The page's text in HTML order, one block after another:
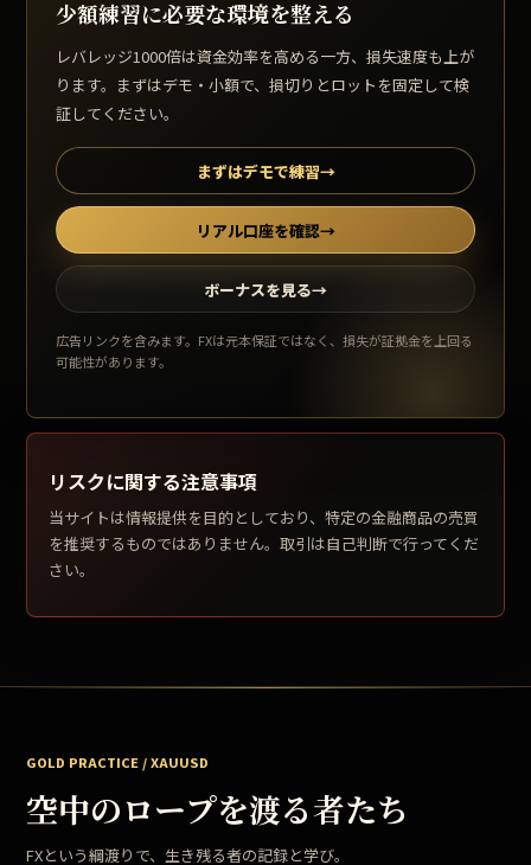
少額練習に必要な環境を整える
レバレッジ1000倍は資金効率を高める一方、損失速度も上が
ります。まずはデモ・小額で、損切りとロットを固定して検
証してください。
まずはデモで練習→
リアル口座を確認→
ボーナスを見る→
広告リンクを含みます。FXは元本保証ではなく、損失が証拠金を上回る
可能性があります。
リスクに関する注意事項
当サイトは情報提供を目的としており、特定の金融商品の売買
を推奨するものではありません。取引は自己判断で行ってくだ
さい。
GOLD PRACTICE / XAUUSD
空中のロープを渡る者たち
FXという綱渡りで、生き残る者の記録と学び。